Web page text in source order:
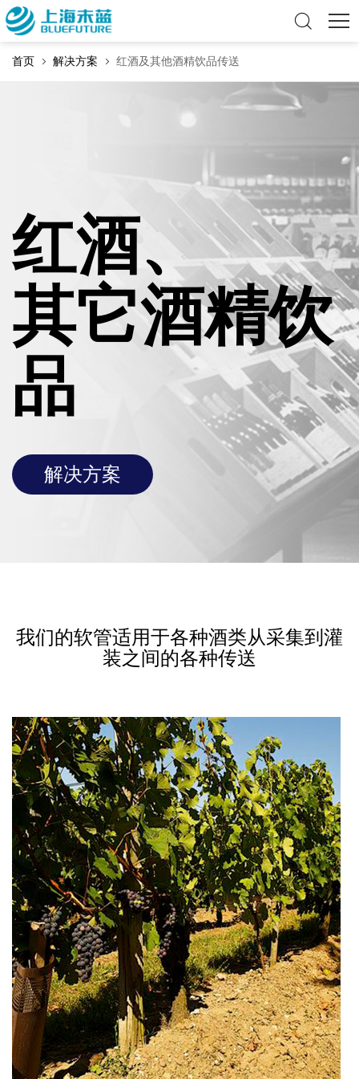
首页 解决方案 红酒及其他酒精饮品传送
红酒、
其它酒精饮
品
解决方案
我们的软管适用于各种酒类从采集到灌
装之间的各种传送